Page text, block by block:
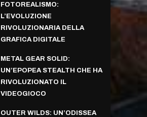
FOTOREALISMO:
L’EVOLUZIONE
RIVOLUZIONARIA DELLA
GRAFICA DIGITALE
METAL GEAR SOLID:
UN’EPOPEA STEALTH CHE HA
RIVOLUZIONATO IL
VIDEOGIOCO
OUTER WILDS: UN’ODISSEA